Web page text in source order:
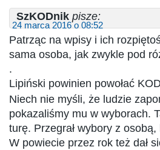
SzKODnik pisze:
24 marca 2016 o 08:52
Patrząc na wpisy i ich
sama osoba, jak zwykle pod
.
Lipiński powinien powołać
Niech nie myśli, że ludzie
pokazaliśmy mu w wyborach.
turę. Przegrał wybory z
W powiecie przez rok też dał